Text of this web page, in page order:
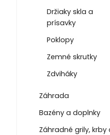
Držiaky skla a
prísavky
Poklopy
Zemné skrutky
Zdviháky
Záhrada
Bazény a doplnky
Záhradné grily, krby